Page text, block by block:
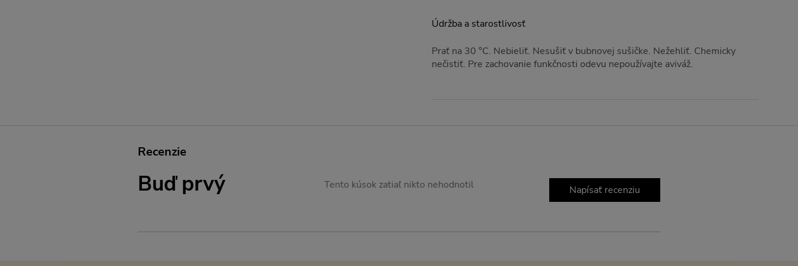
Údržba a starostlivosť
Prať na 30 °C. Nebieliť. Nesušiť v bubnovej sušičke. Nežehliť. Chemicky
nečistiť. Pre zachovanie funkčnosti odevu nepoužívajte aviváž.
Recenzie
Buď prvý Tento kúsok zatiaľ nikto nehodnotil Napísať recenziu